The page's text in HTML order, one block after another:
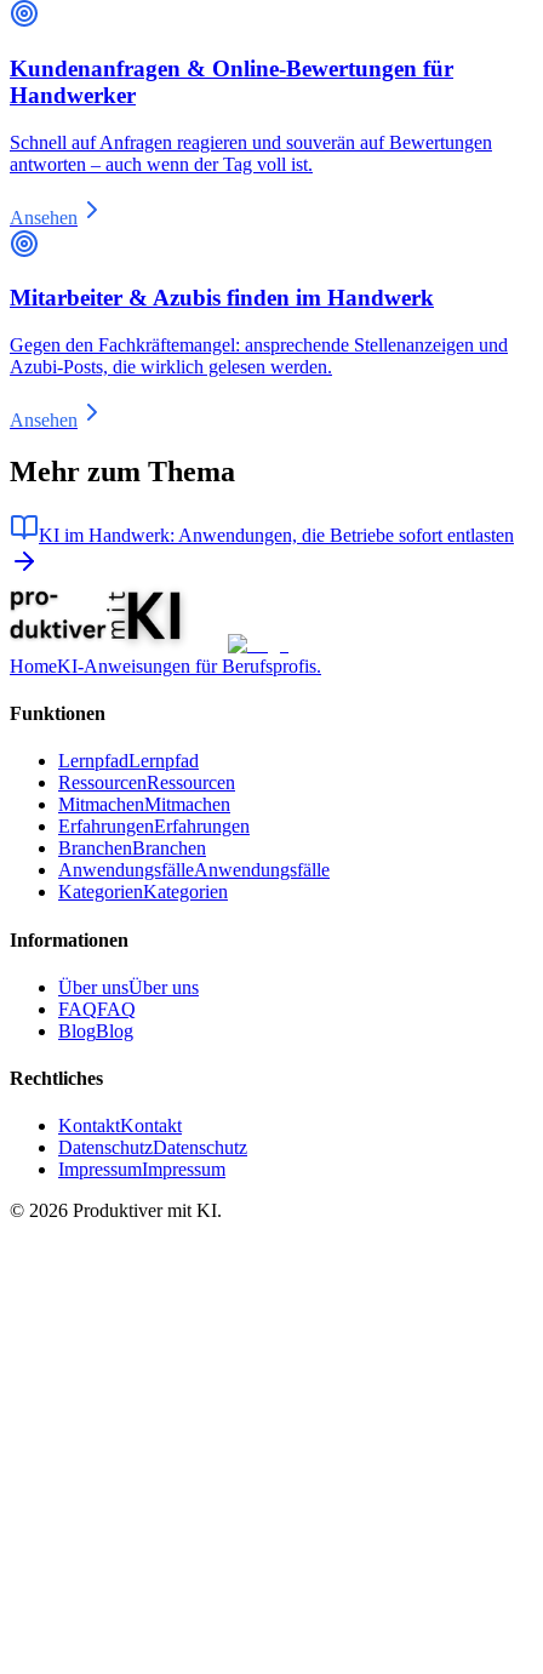
Kundenanfragen & Online-Bewertungen für
Handwerker
Schnell auf Anfragen reagieren und souverän auf Bewertungen
antworten – auch wenn der Tag voll ist.
Ansehen
Mitarbeiter & Azubis finden im Handwerk
Gegen den Fachkräftemangel: ansprechende Stellenanzeigen und
Azubi-Posts, die wirklich gelesen werden.
Ansehen
Mehr zum Thema
KI im Handwerk: Anwendungen, die Betriebe sofort entlasten
HomeKI-Anweisungen für Berufsprofis.
Funktionen
LernpfadLernpfad
RessourcenRessourcen
MitmachenMitmachen
ErfahrungenErfahrungen
BranchenBranchen
AnwendungsfälleAnwendungsfälle
KategorienKategorien
Informationen
Über unsÜber uns
FAQFAQ
BlogBlog
Rechtliches
KontaktKontakt
DatenschutzDatenschutz
ImpressumImpressum
© 2026 Produktiver mit KI.